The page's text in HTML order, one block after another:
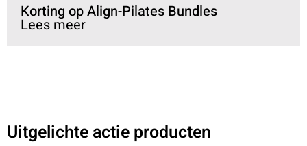
Korting op Align-Pilates Bundles
Lees meer
Uitgelichte actie producten